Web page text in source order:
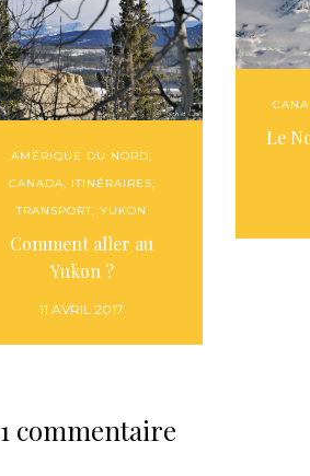
AMÉRIQUE DU NORD,
CANADA, ITINÉRAIRES,
TRANSPORT,YUKON
Comment aller au
Yukon ?
11 AVRIL 2017
Le
1 commentaire